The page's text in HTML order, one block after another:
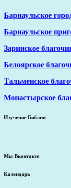
Барнаульское
Барнаульское
Заринское
Белоярское
Тальменское
Монастырское
Изучение Библии
Мы Вконтакте
Календарь